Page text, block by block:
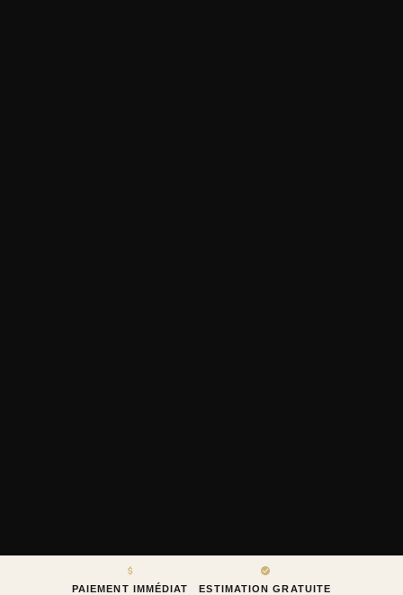
PAIEMENT IMMÉDIAT ESTIMATION GRATUITE